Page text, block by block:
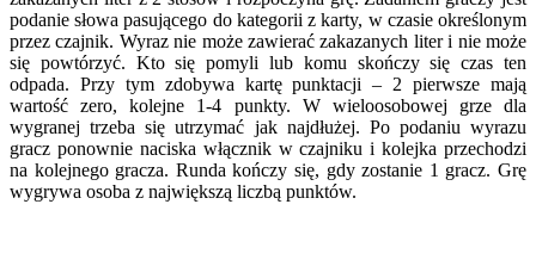
podanie słowa pasującego do kategorii z karty, w czasie określonym
przez czajnik. Wyraz nie może zawierać zakazanych liter i nie może
się powtórzyć. Kto się pomyli lub komu skończy się czas ten
odpada. Przy tym zdobywa kartę punktacji – 2 pierwsze mają
wartość zero, kolejne 1-4 punkty. W wieloosobowej grze dla
wygranej trzeba się utrzymać jak najdłużej. Po podaniu wyrazu
gracz ponownie naciska włącznik w czajniku i kolejka przechodzi
na kolejnego gracza. Runda kończy się, gdy zostanie 1 gracz. Grę
wygrywa osoba z największą liczbą punktów.